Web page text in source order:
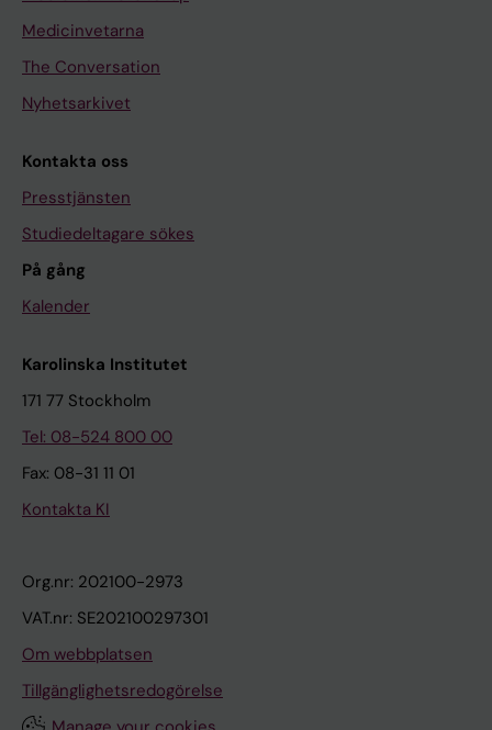
Medicinvetarna
The Conversation
Nyhetsarkivet
Kontakta oss
Presstjänsten
Studiedeltagare sökes
På gång
Kalender
Karolinska Institutet
171 77 Stockholm
Tel: 08-524 800 00
Fax: 08-31 11 01
Kontakta KI
Org.nr: 202100-2973
VAT.nr: SE202100297301
Om webbplatsen
Tillgänglighetsredogörelse